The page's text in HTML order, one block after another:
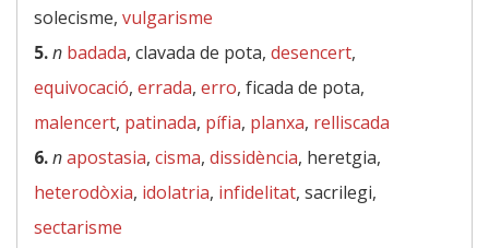
solecisme, vulgarisme
5.n badada, clavada de pota, desencert,
equivocació, errada, erro, ficada de pota,
malencert, patinada, pífia, planxa, relliscada
6.napostasia, cisma, dissidència, heretgia,
heterodòxia, idolatria, infidelitat, sacrilegi,
sectarisme